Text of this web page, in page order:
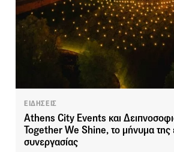
ΕΙΔΗΣΕΙΣ
Athens City Events και
Together We Shine, το μήνυμα της
συνεργασίας